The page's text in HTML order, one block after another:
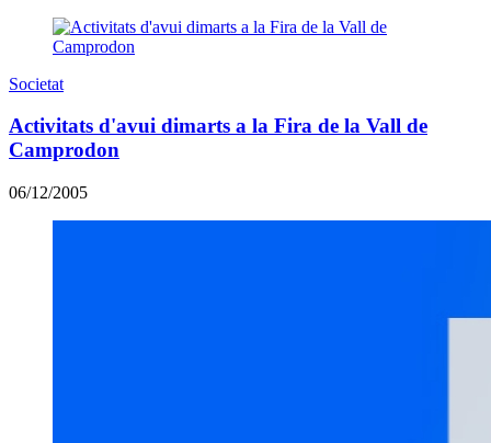
Societat
Activitats d'avui dimarts a la Fira de la Vall de
Camprodon
06/12/2005